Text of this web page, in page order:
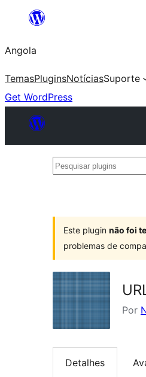
Saltar
o
conteúdo
Angola
TemasPluginsNotíciasSuporte
Get WordPress
Pesquisar
Este plugin não foi
problemas de
Por
Detalhes